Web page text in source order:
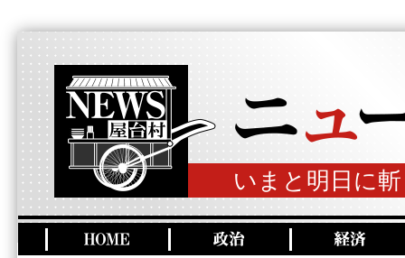
いまと明日に